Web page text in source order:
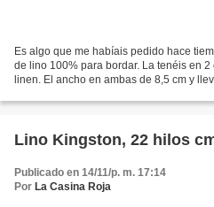
Es algo que me habíais pedido hace
de lino 100% para bordar. La tenéis en
linen. El ancho en ambas de 8,5 cm y
Lino Kingston, 22 hilos
Publicado en 14/11/p. m. 17:14
Por La Casina Roja